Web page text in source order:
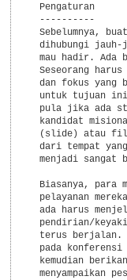
  Pengaturan
  ----------
Sebelumnya,
dihubungi jauh-
mau hadir. Ada
Seseorang harus
dan fokus yang
untuk tujuan
pula jika ada
kandidat
(slide) atau
dari tempat
menjadi sangat
Biasanya, para
pelayanan
ada harus
pendirian/
terus berjalan.
pada konferensi
kemudian
menyampaikan